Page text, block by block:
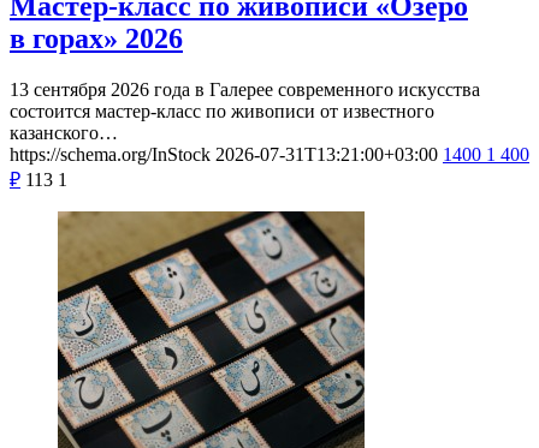
в горах» 2026
13 сентября 2026 года в Галерее современного искусства
состоится мастер-класс по живописи от известного
казанского…
https://schema.org/InStock 2026-07-31T13:21:00+03:00 1400 1 400
₽ 113 1